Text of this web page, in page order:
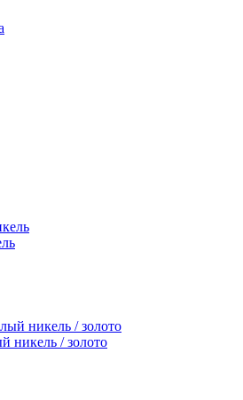
никель / золото